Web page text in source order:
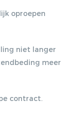
oproepen
niet langer
meer
contract.